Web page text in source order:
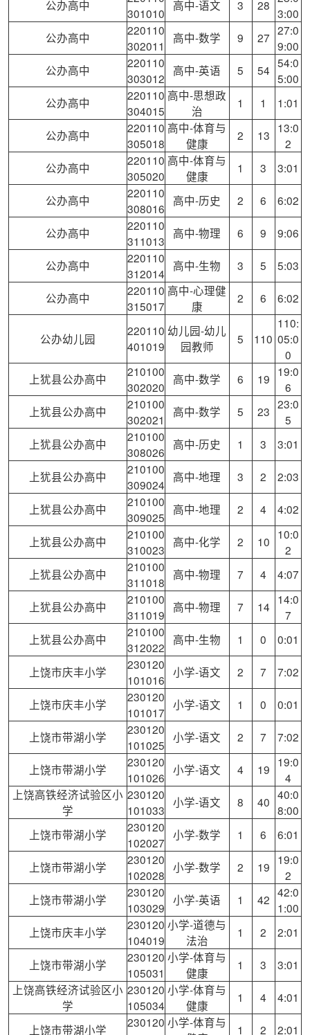
公办高中
301010
高中-语文 3 28
3:00
公办高中
220110
302011
高中-数学 9 27 27:0
9:00
公办高中
220110
303012
高中-英语 5 54 54:0
5:00
公办高中
220110
304015
高中-思想政
治
1 1 1:01
公办高中
220110
305018
高中-体育与
健康
2 13 13:0
2
公办高中
220110
305020
高中-体育与
健康
1 3 3:01
公办高中
220110
308016
高中-历史 2 6 6:02
公办高中
220110
311013
高中-物理 6 9 9:06
公办高中
220110
312014
高中-生物 3 5 5:03
公办高中
220110
315017
高中-心理健
康
2 6 6:02
公办幼儿园
220110
401019
幼儿园-幼儿
园教师
5 110
110:
05:0
0
上犹县公办高中
210100
302020
高中-数学 6 19 19:0
6
上犹县公办高中
210100
302021
高中-数学 5 23 23:0
5
上犹县公办高中
210100
308026
高中-历史 1 3 3:01
上犹县公办高中
210100
309024
高中-地理 3 2 2:03
上犹县公办高中
210100
309025
高中-地理 2 4 4:02
上犹县公办高中
210100
310023
高中-化学 2 10 10:0
2
上犹县公办高中
210100
311018
高中-物理 7 4 4:07
上犹县公办高中
210100
311019
高中-物理 7 14 14:0
7
上犹县公办高中
210100
312022
高中-生物 1 0 0:01
上饶市庆丰小学
230120
101016
小学-语文 2 7 7:02
上饶市庆丰小学
230120
101017
小学-语文 1 0 0:01
上饶市带湖小学
230120
101025
小学-语文 2 7 7:02
上饶市带湖小学
230120
101026
小学-语文 4 19 19:0
4
上饶高铁经济试验区小
学
230120
101033
小学-语文 8 40 40:0
8:00
上饶市带湖小学
230120
102027
小学-数学 1 6 6:01
上饶市带湖小学
230120
102028
小学-数学 2 19 19:0
2
上饶市带湖小学
230120
103029
小学-英语 1 42 42:0
1:00
上饶市庆丰小学
230120
104019
小学-道德与
法治
1 2 2:01
上饶市带湖小学
230120
105031
小学-体育与
健康
1 3
3:01
上饶高铁经济试验区小
学
230120
105034
小学-体育与
健康
1 4 4:01
上饶市带湖小学
230120 小学-体育与
1 2 2:01